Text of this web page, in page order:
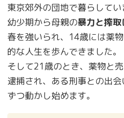
東京郊外の団地で暮らしてい
幼少期から母親の暴力と搾
春を強いられ、14歳には薬
的な人生を歩んできました。
そして21歳のとき、薬物と
逮捕され、ある刑事との出
ずつ動かし始めます。